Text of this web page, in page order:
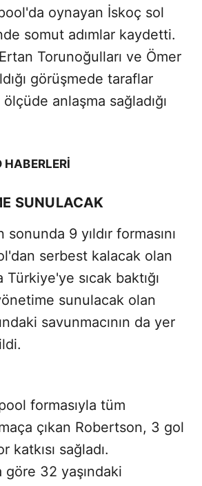
oynayan İskoç sol
somut adımlar kaydetti.
Torunoğulları ve Ömer
görüşmede taraflar
anlaşma sağladığı
HABERLERI
SUNULACAK
9 yıldır formasını
serbest kalacak olan
Türkiye'ye sıcak baktığı
sunulacak olan
savunmacının da yer
formasıyla tüm
çıkan Robertson, 3 gol
katkısı sağladı.
32 yaşındaki